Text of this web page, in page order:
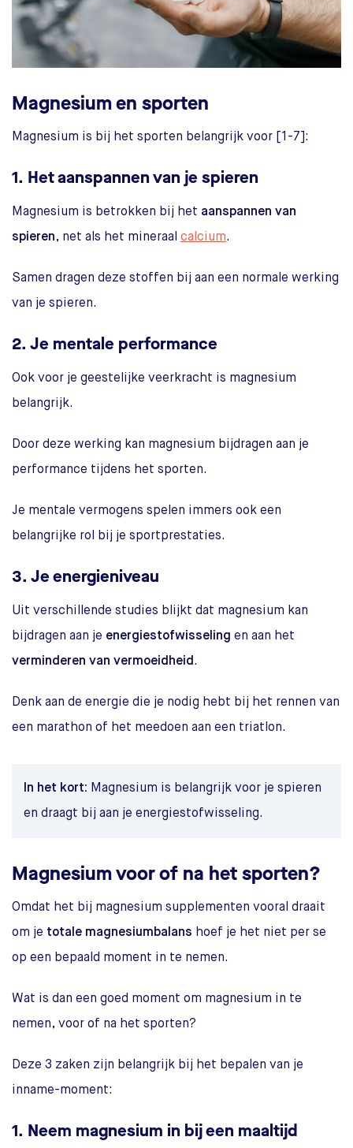
Magnesium en sporten
Magnesium is bij het sporten belangrijk voor [1-7]:
1. Het aanspannen van je spieren
Magnesium is betrokken bij het aanspannen van
spieren, net als het mineraal calcium.
Samen dragen deze stoffen bij aan een normale werking
van je spieren.
2. Je mentale performance
Ook voor je geestelijke veerkracht is magnesium
belangrijk.
Door deze werking kan magnesium bijdragen aan je
performance tijdens het sporten.
Je mentale vermogens spelen immers ook een
belangrijke rol bij je sportprestaties.
3. Je energieniveau
Uit verschillende studies blijkt dat magnesium kan
bijdragen aan je energiestofwisseling en aan het
verminderen van vermoeidheid.
Denk aan de energie die je nodig hebt bij het rennen van
een marathon of het meedoen aan een triatlon.
In het kort: Magnesium is belangrijk voor je spieren
en draagt bij aan je energiestofwisseling.
Magnesium voor of na het sporten?
Omdat het bij magnesium supplementen vooral draait
om je totale magnesiumbalans hoef je het niet per se
op een bepaald moment in te nemen.
Wat is dan een goed moment om magnesium in te
nemen, voor of na het sporten?
Deze 3 zaken zijn belangrijk bij het bepalen van je
inname-moment:
1. Neem magnesium in bij een maaltijd